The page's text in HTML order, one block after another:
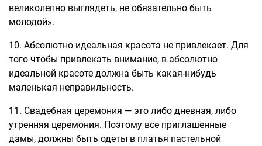
великолепно выглядеть, не обязательно быть
молодой».
10. Абсолютно идеальная красота не привлекает. Для
того чтобы привлекать внимание, в абсолютно
идеальной красоте должна быть какая-нибудь
маленькая неправильность.
11. Свадебная церемония — это либо дневная, либо
утренняя церемония. Поэтому все приглашенные
дамы, должны быть одеты в платья пастельной